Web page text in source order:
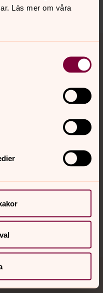
Läs mer om våra